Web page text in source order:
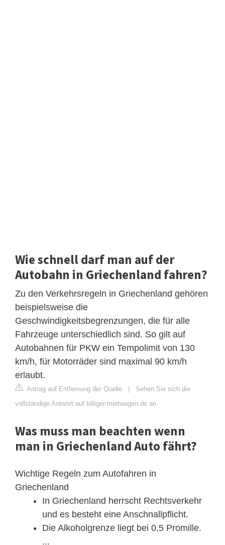
Wie schnell darf man auf der
Autobahn in Griechenland fahren?
Zu den Verkehrsregeln in Griechenland gehören
beispielsweise die
Geschwindigkeitsbegrenzungen, die für alle
Fahrzeuge unterschiedlich sind. So gilt auf
Autobahnen für PKW ein Tempolimit von 130
km/h, für Motorräder sind maximal 90 km/h
erlaubt.
Antrag auf Entfernung der Quelle | Sehen Sie sich die
vollständige Antwort auf billiger-mietwagen.de an
Was muss man beachten wenn
man in Griechenland Auto fährt?
Wichtige Regeln zum Autofahren in
Griechenland
In Griechenland herrscht Rechtsverkehr
und es besteht eine Anschnallpflicht.
Die Alkoholgrenze liegt bei 0,5 Promille.
...